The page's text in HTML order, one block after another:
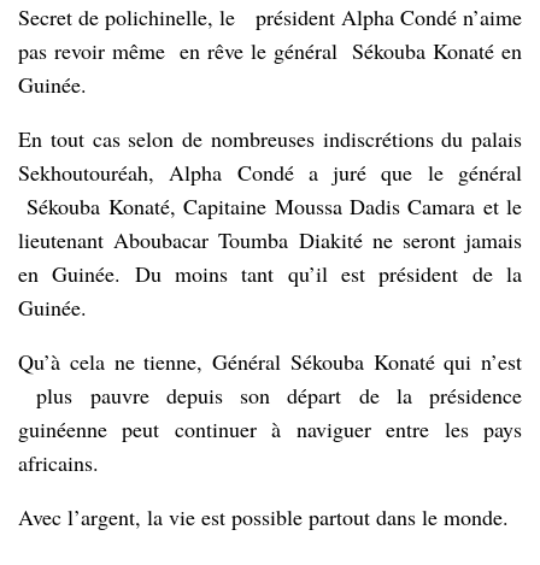
Secret de polichinelle, le président Alpha Condé n’aime
pas revoir même en rêve le général Sékouba Konaté en
Guinée.
En tout cas selon de nombreuses indiscrétions du palais
Sekhoutouréah, Alpha Condé a juré que le général
Sékouba Konaté, Capitaine Moussa Dadis Camara et le
lieutenant Aboubacar Toumba Diakité ne seront jamais
en Guinée. Du moins tant qu’il est président de la
Guinée.
Qu’à cela ne tienne, Général Sékouba Konaté qui n’est
plus pauvre depuis son départ de la présidence
guinéenne peut continuer à naviguer entre les pays
africains.
Avec l’argent, la vie est possible partout dans le monde.